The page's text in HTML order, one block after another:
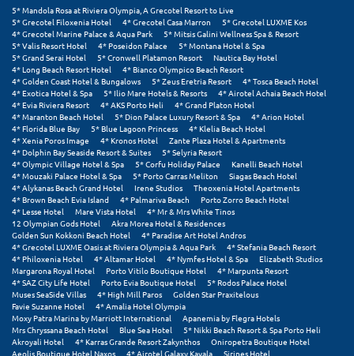
Φοινικούντα
Χ
Χαλκίδα
Χαλκιδική
Χανιά
Χερσόνησος
Χερσόνησος Άθως
Χίος
Χράνοι Μεσσηνίας
Ψ
Ψαθόπυργος
5* Mandola Rosa at Riviera Olympia, A Grecotel Resort to Live
5* Grecotel Filoxenia Hotel
4* Grecotel Casa Marron
5* Grecotel LUXME Kos
4* Grecotel Marine Palace & Aqua Park
5* Mitsis Galini Wellness Spa & Resort
5* Valis Resort Hotel
4* Poseidon Palace
5* Montana Hotel & Spa
5* Grand Serai Hotel
5* Cronwell Platamon Resort
Nautica Bay Hotel
4* Long Beach Resort Hotel
4* Bianco Olympico Beach Resort
4* Golden Coast Hotel & Bungalows
5* Zeus Eretria Resort
4* Tosca Beach Hotel
4* Exotica Hotel & Spa
5* Ilio Mare Hotels & Resorts
4* Airotel Achaia Beach Hotel
4* Evia Riviera Resort
4* AKS Porto Heli
4* Grand Platon Hotel
4* Maranton Beach Hotel
5* Dion Palace Luxury Resort & Spa
4* Arion Hotel
4* Florida Blue Bay
5* Blue Lagoon Princess
4* Klelia Beach Hotel
4* Xenia Poros Image
4* Kronos Hotel
Zante Plaza Hotel & Apartments
4* Dolphin Bay Seaside Resort & Suites
5* Selyria Resort
4* Olympic Village Hotel & Spa
5* Corfu Holiday Palace
Kanelli Beach Hotel
4* Mouzaki Palace Hotel & Spa
5* Porto Carras Meliton
Siagas Beach Hotel
4* Alykanas Beach Grand Hotel
Irene Studios
Theoxenia Hotel Apartments
4* Brown Beach Evia Island
4* Palmariva Beach
Porto Zorro Beach Hotel
4* Lesse Hotel
Mare Vista Hotel
4* Mr & Mrs White Tinos
12 Olympian Gods Hotel
Akra Morea Hotel & Residences
Golden Sun Kokkoni Beach Hotel
4* Paradise Art Hotel Andros
4* Grecotel LUXME Oasis at Riviera Olympia & Aqua Park
4* Stefania Beach Resort
4* Philoxenia Hotel
4* Altamar Hotel 4* Nymfes Hotel & Spa
Elizabeth Studios
Margarona Royal Hotel
Porto Vitilo Boutique Hotel
4* Marpunta Resort
4* SAZ City Life Hotel
Porto Evia Boutique Hotel
5* Rodos Palace Hotel
Muses SeaSide Villas
4* High Mill Paros
Golden Star Praxitelous
Favie Suzanne Hotel
4* Amalia Hotel Olympia
Moxy Patra Marina by Marriott International
Apanemia by Flegra Hotels
Mrs Chryssana Beach Hotel
Blue Sea Hotel
5* Nikki Beach Resort & Spa Porto Heli
Akroyali Hotel
4* Karras Grande Resort Zakynthos
Oniropetra Boutique Hotel
Aeolis Boutique Hotel Naxos
4* Airotel Galaxy Kavala
Sirines Hotel